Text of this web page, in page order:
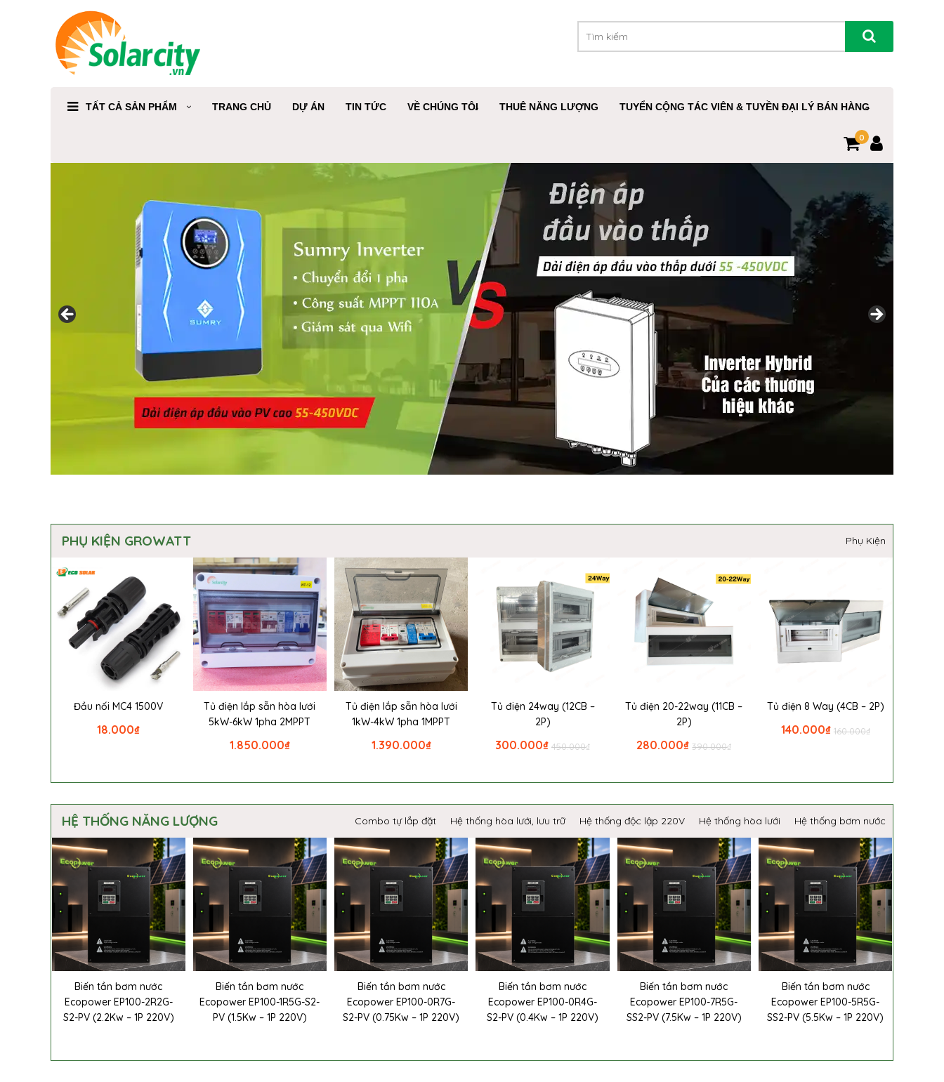
TẤT CẢ SẢN PHẨM TRANG CHỦ DỰ ÁN TIN TỨC VỀ CHÚNG TÔI THUÊ NĂNG LƯỢNG TUYỂN CỘNG TÁC VIÊN & TUYỀN ĐẠI LÝ BÁN HÀNG
0
PHỤ KIỆN GROWATT Phụ Kiện
Đầu nối MC4 1500V
₫
18.000
Tủ điện lắp sẵn hòa lưới
5kW-6kW 1pha 2MPPT
₫
1.850.000
Tủ điện lắp sẵn hòa lưới
1kW-4kW 1pha 1MPPT
₫
1.390.000
Tủ điện 24way (12CB –
2P)
₫
450.000
₫
300.000
Tủ điện 20-22way (11CB –
2P)
₫
390.000
₫
280.000
Tủ điện 8 Way (4CB – 2P)
₫
160.000
₫
140.000
HỆ THỐNG NĂNG LƯỢNG Combo tự lắp đặt Hệ thống hòa lưới, lưu trữ Hệ thống độc lập 220V Hệ thống hòa lưới Hệ thống bơm nước
Biến tần bơm nước
Ecopower EP100-2R2G-
S2-PV (2.2Kw – 1P 220V)
Biến tần bơm nước
Ecopower EP100-1R5G-S2-
PV (1.5Kw – 1P 220V)
Biến tần bơm nước
Ecopower EP100-0R7G-
S2-PV (0.75Kw – 1P 220V)
Biến tần bơm nước
Ecopower EP100-0R4G-
S2-PV (0.4Kw – 1P 220V)
Biến tần bơm nước
Ecopower EP100-7R5G-
SS2-PV (7.5Kw – 1P 220V)
Biến tần bơm nước
Ecopower EP100-5R5G-
SS2-PV (5.5Kw – 1P 220V)